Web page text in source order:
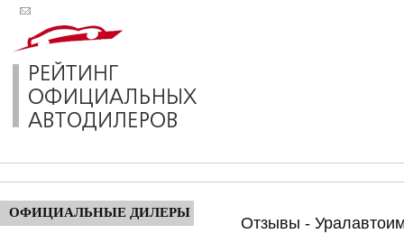
ОФИЦИАЛЬНЫЕ ДИЛЕРЫ
Отзывы -